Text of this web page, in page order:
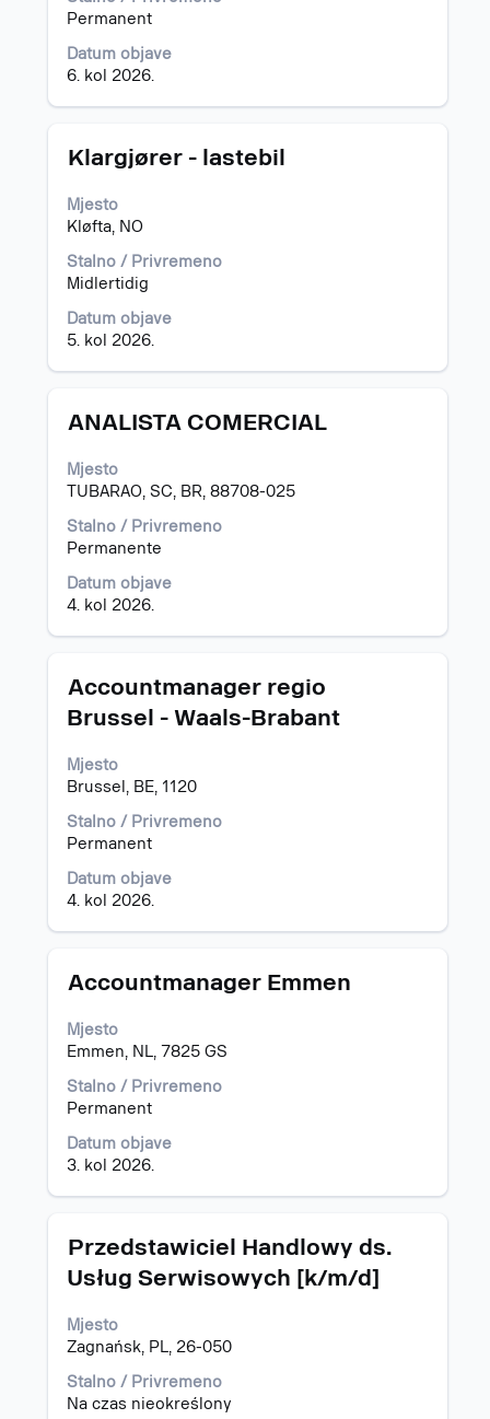
Permanent
Datum objave
6. kol 2026.
informacija
poslu.
Naziv
Klargjører - lastebil
Mjesto
Kløfta, NO
Stalno / Privremeno
Midlertidig
Datum objave
5. kol 2026.
Odaberite
razmaknicom
kako
biste
prikazali
čitav
sadržaj
o
poslu.
Naziv
ANALISTA COMERCIAL
Mjesto
TUBARAO, SC, BR, 88708-025
Stalno / Privremeno
Permanente
Datum objave
4. kol 2026.
Odaberite
kako
biste
čitav
sadržaj
o
poslu.
Naziv
Accountmanager regio
Brussel - Waals-Brabant
Mjesto
Brussel, BE, 1120
Stalno / Privremeno
Permanent
Datum objave
4. kol 2026.
Odaberite
kako
prikazali
čitav
sadržaj
informacija
poslu.
Naziv
Accountmanager Emmen
Mjesto
Emmen, NL, 7825 GS
Stalno / Privremeno
Permanent
Datum objave
3. kol 2026.
Odaberite
kako
biste
prikazali
čitav
sadržaj
o
poslu.
Naziv
Przedstawiciel Handlowy ds.
Usług Serwisowych [k/m/d]
Mjesto
Zagnańsk, PL, 26-050
Stalno / Privremeno
Na czas nieokreślony
Odaberite
kako
prikazali
čitav
sadržaj
informacija